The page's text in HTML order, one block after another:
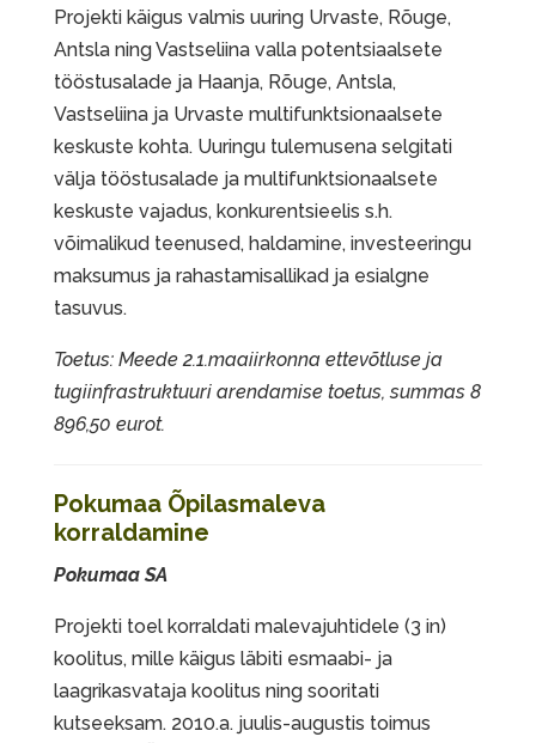
Projekti käigus valmis uuring Urvaste, Rõuge,
Antsla ning Vastseliina valla potentsiaalsete
tööstusalade ja Haanja, Rõuge, Antsla,
Vastseliina ja Urvaste multifunktsionaalsete
keskuste kohta. Uuringu tulemusena selgitati
välja tööstusalade ja multifunktsionaalsete
keskuste vajadus, konkurentsieelis s.h.
võimalikud teenused, haldamine, investeeringu
maksumus ja rahastamisallikad ja esialgne
tasuvus.
Toetus: Meede 2.1.maaiirkonna ettevõtluse ja
tugiinfrastruktuuri arendamise toetus, summas 8
896,50 eurot.
Pokumaa Õpilasmaleva
korraldamine
Pokumaa SA
Projekti toel korraldati malevajuhtidele (3 in)
koolitus, mille käigus läbiti esmaabi- ja
laagrikasvataja koolitus ning sooritati
kutseeksam. 2010.a. juulis-augustis toimus